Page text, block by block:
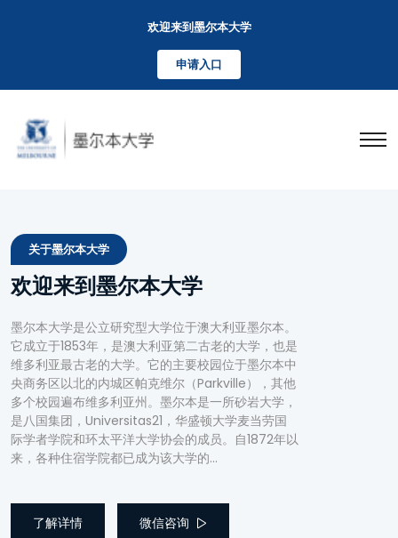
欢迎来到墨尔本大学
申请入口
关于墨尔本大学
欢迎来到墨尔本大学
墨尔本大学是公立研究型大学位于澳大利亚墨尔本。
它成立于1853年，是澳大利亚第二古老的大学，也是
维多利亚最古老的大学。它的主要校园位于墨尔本中
央商务区以北的内城区帕克维尔（Parkville），其他
多个校园遍布维多利亚州。墨尔本是一所砂岩大学，
是八国集团，Universitas21，华盛顿大学麦当劳国
际学者学院和环太平洋大学协会的成员。自1872年以
来，各种住宿学院都已成为该大学的...
了解详情 微信咨询